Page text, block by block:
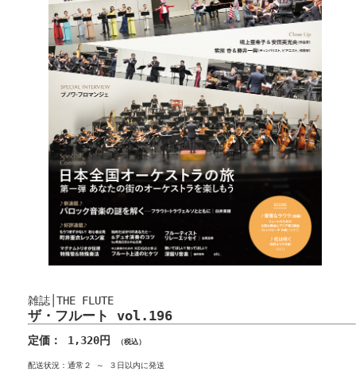
雑誌│THE FLUTE
ザ・フルート vol.196
定価： 1,320円 （税込）
配送状況：通常２ ～ ３日以内に発送